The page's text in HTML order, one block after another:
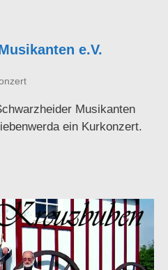
e.V.
Musikanten
ein Kurkonzert.